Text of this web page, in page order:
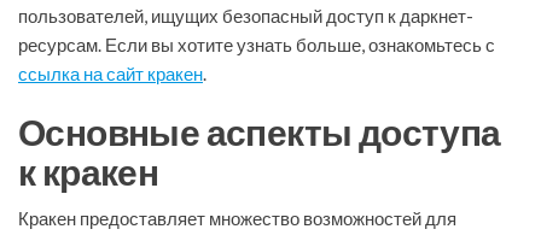
пользователей, ищущих безопасный доступ к даркнет-
ресурсам. Если вы хотите узнать больше, ознакомьтесь с
ссылка на сайт кракен.
Основные аспекты доступа
к кракен
Кракен предоставляет множество возможностей для